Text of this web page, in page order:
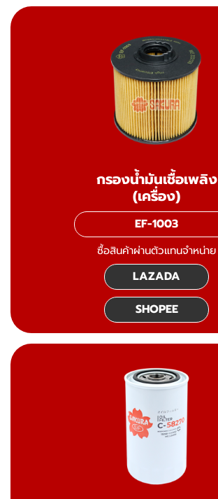
กรองน้ำมันเชื้อเพลิง
(เครื่อง)
EF-1003
ซื้อสินค้าผ่านตัวแทนจำหน่าย
LAZADA
SHOPEE